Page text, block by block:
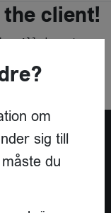
client!
is not a
om
sig till
du